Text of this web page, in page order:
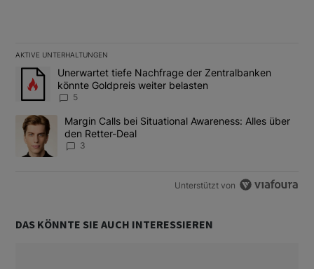
AKTIVE UNTERHALTUNGEN
Das Folgende ist eine Liste der am meisten kommentierten
Ein Trendartikel mit dem Titel "Unerwartet tiefe Nachfrage der
Unerwartet tiefe Nachfrage der Zentralbanken
könnte Goldpreis weiter belasten
5
Ein Trendartikel mit dem Titel "Margin Calls bei Situational
Margin Calls bei Situational Awareness: Alles über
den Retter-Deal
3
Unterstützt von
DAS KÖNNTE SIE AUCH INTERESSIEREN